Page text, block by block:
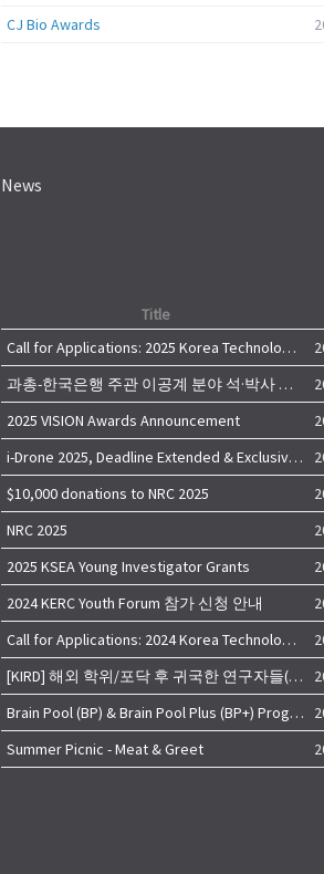
CJ Bio Awards
News
Title
Call for Applications: 2025 Korea Technology Advisory Group (K-TAG)
과총-한국은행 주관 이공계 분야 석·박사 학위자 대상 서베이
2025 VISION Awards Announcement
i-Drone 2025, Deadline Extended & Exclusive Opportunity to Travel to Korea!
$10,000 donations to NRC 2025
NRC 2025
2025 KSEA Young Investigator Grants
2024 KERC Youth Forum 참가 신청 안내
Call for Applications: 2024 Korea Technology Advisory Group (K-TAG)
[KIRD] 해외 학위/포닥 후 귀국한 연구자들(학교, 출연(연), 기업)의 경력개발 경험 공유 줌 세미나 안내
Brain Pool (BP) & Brain Pool Plus (BP+) Programs
Summer Picnic - Meat & Greet